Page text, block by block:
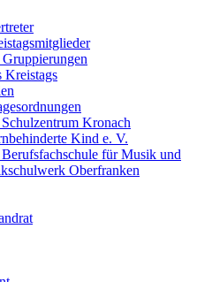
Kreistags
Kronach
Kind e. V.
für Musik und
Oberfranken